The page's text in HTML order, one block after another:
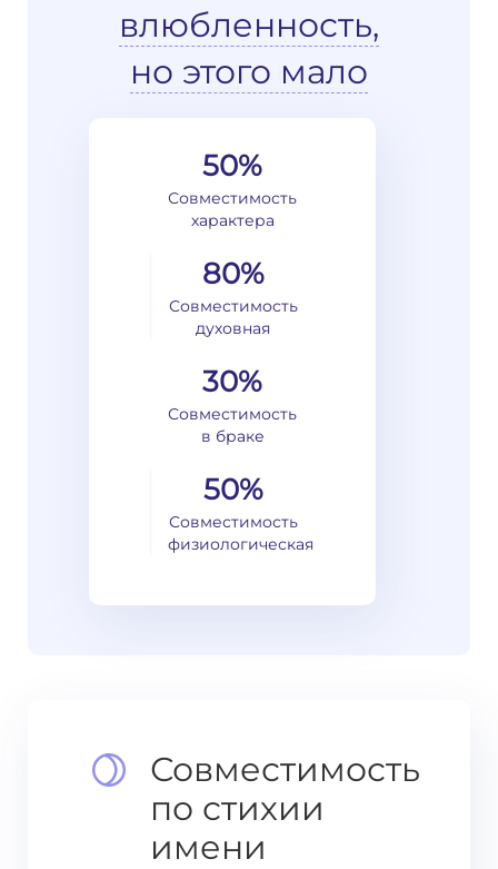
влюбленность,
но этого мало
50%
Совместимость
характера
80%
Совместимость
духовная
30%
Совместимость
в браке
50%
Совместимость
физиологическая
Совместимость
по стихии
имени